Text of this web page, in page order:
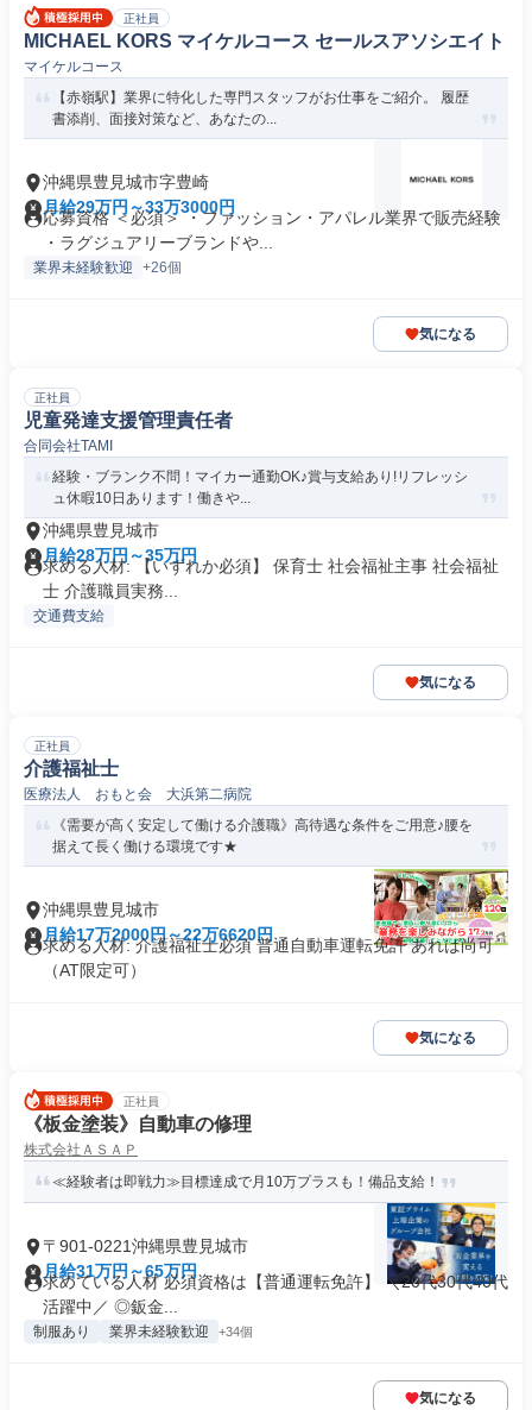
正社員
MICHAEL KORS マイケルコース セールスアソシエイト
マイケルコース
【赤嶺駅】業界に特化した専門スタッフがお仕事をご紹介。 履歴
書添削、面接対策など、あなたの...
沖縄県豊見城市字豊崎
月給29万円～33万3000円
応募資格 ＜必須＞ ・ファッション・アパレル業界で販売経験
・ラグジュアリーブランドや...
業界未経験歓迎 +26個
気になる
正社員
児童発達支援管理責任者
合同会社TAMI
経験・ブランク不問！マイカー通勤OK♪賞与支給あり!リフレッシ
ュ休暇10日あります！働きや...
沖縄県豊見城市
月給28万円～35万円
求める人材: 【いずれか必須】 保育士 社会福祉主事 社会福祉
士 介護職員実務...
交通費支給
気になる
正社員
介護福祉士
医療法人 おもと会 大浜第二病院
《需要が高く安定して働ける介護職》高待遇な条件をご用意♪腰を
据えて長く働ける環境です★
沖縄県豊見城市
月給17万2000円～22万6620円
求める人材: 介護福祉士必須 普通自動車運転免許 あれば尚可
（AT限定可）
気になる
正社員
《板金塗装》自動車の修理
株式会社ＡＳＡＰ
≪経験者は即戦力≫目標達成で月10万プラスも！備品支給！
〒901-0221沖縄県豊見城市
月給31万円～65万円
求めている人材 必須資格は【普通運転免許】 ＼20代30代40代
活躍中／ ◎鈑金...
制服あり 業界未経験歓迎 +34個
気になる